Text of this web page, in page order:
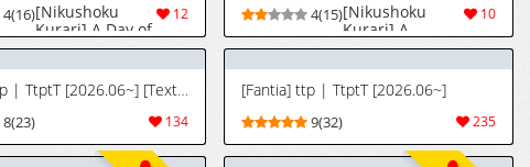
12
4(16)[Nikushoku
Kurari] A Day of
Misfortune
10
4(15)[Nikushoku
Kurari] A
Supernatural
Tale: The Story
of the Beach
Hut
[Fantia] ttp | TtptT [2026.06~] [Textless]
134
8(23)
[Fantia] ttp | TtptT [2026.06~]
235
9(32)